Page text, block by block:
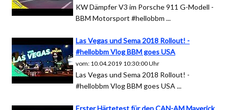
KW Dämpfer V3 im Porsche 911 G-Modell -
BBM Motorsport #hellobbm ...
Las Vegas und Sema 2018 Rollout! -
#hellobbm Vlog BBM goes USA
vom: 10.04.2019 10:30:00 Uhr
Las Vegas und Sema 2018 Rollout! -
#hellobbm Vlog BBM goes USA ...
Erster Härtetest für den CAN-AM Maverick